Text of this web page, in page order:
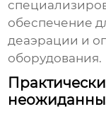
обеспечение
деаэрации и
оборудования.